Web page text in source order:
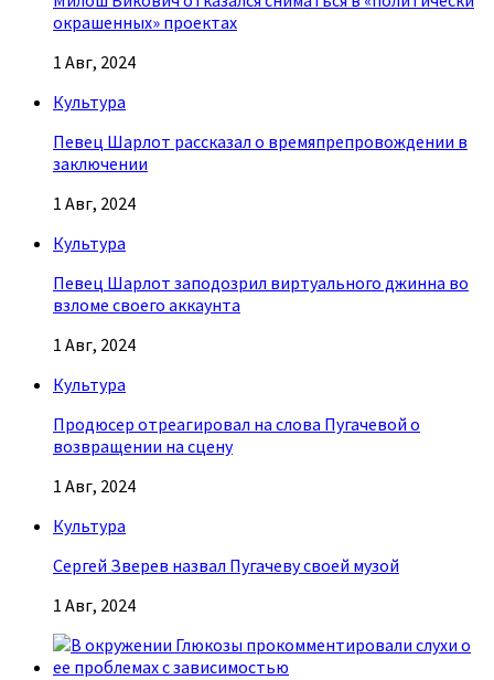
окрашенных» проектах
1 Авг, 2024
Культура
Певец Шарлот рассказал о времяпрепровождении в
заключении
1 Авг, 2024
Культура
Певец Шарлот заподозрил виртуального джинна во
взломе своего аккаунта
1 Авг, 2024
Культура
Продюсер отреагировал на слова Пугачевой о
возвращении на сцену
1 Авг, 2024
Культура
Сергей Зверев назвал Пугачеву своей музой
1 Авг, 2024